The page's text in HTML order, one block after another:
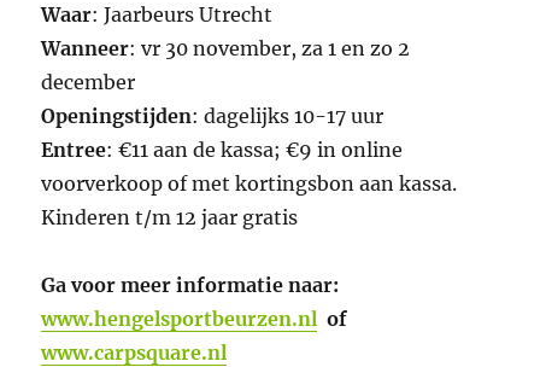
Waar: Jaarbeurs Utrecht
Wanneer: vr 30 november, za 1 en zo 2
december
Openingstijden: dagelijks 10-17 uur
Entree: €11 aan de kassa; €9 in online
voorverkoop of met kortingsbon aan kassa.
Kinderen t/m 12 jaar gratis
Ga voor meer informatie naar:
www.hengelsportbeurzen.nl of
www.carpsquare.nl